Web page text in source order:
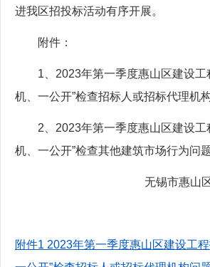
进我区招投标活动有序开展。
附件：
1、2023年第一季度惠山区建设工
机、一公开”检查招标人或招标代理机
2、2023年第一季度惠山区建设工
机、一公开”检查其他建筑市场行为问
无锡市惠山区
附件1 2023年第一季度惠山区建设工程